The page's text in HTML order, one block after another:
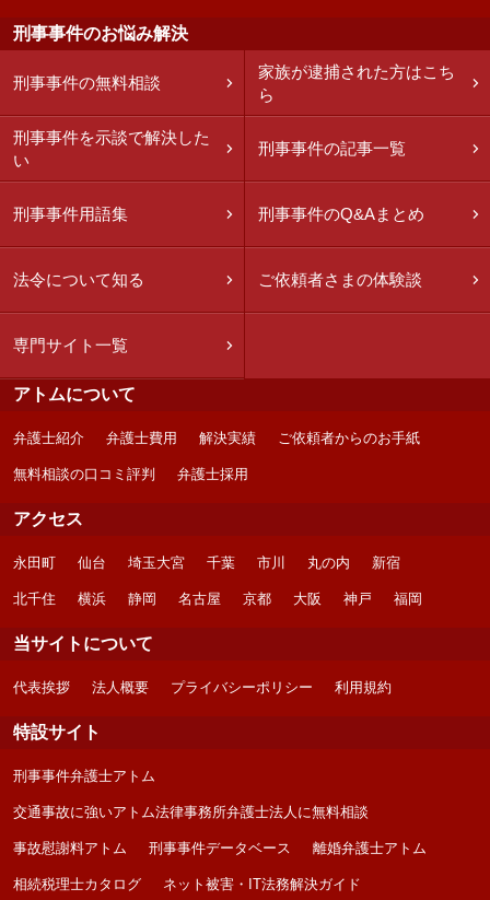
刑事事件のお悩み解決
刑事事件の無料相談
家族が逮捕された方はこち
ら
刑事事件を示談で解決した
い
刑事事件の記事一覧
刑事事件用語集 刑事事件のQ&Aまとめ
法令について知る ご依頼者さまの体験談
専門サイト一覧
アトムについて
弁護士紹介 弁護士費用 解決実績 ご依頼者からのお手紙
無料相談の口コミ評判 弁護士採用
アクセス
永田町 仙台 埼玉大宮 千葉 市川 丸の内 新宿
北千住 横浜 静岡 名古屋 京都 大阪 神戸 福岡
当サイトについて
代表挨拶 法人概要 プライバシーポリシー 利用規約
特設サイト
刑事事件弁護士アトム
交通事故に強いアトム法律事務所弁護士法人に無料相談
事故慰謝料アトム 刑事事件データベース 離婚弁護士アトム
相続税理士カタログ ネット被害・IT法務解決ガイド